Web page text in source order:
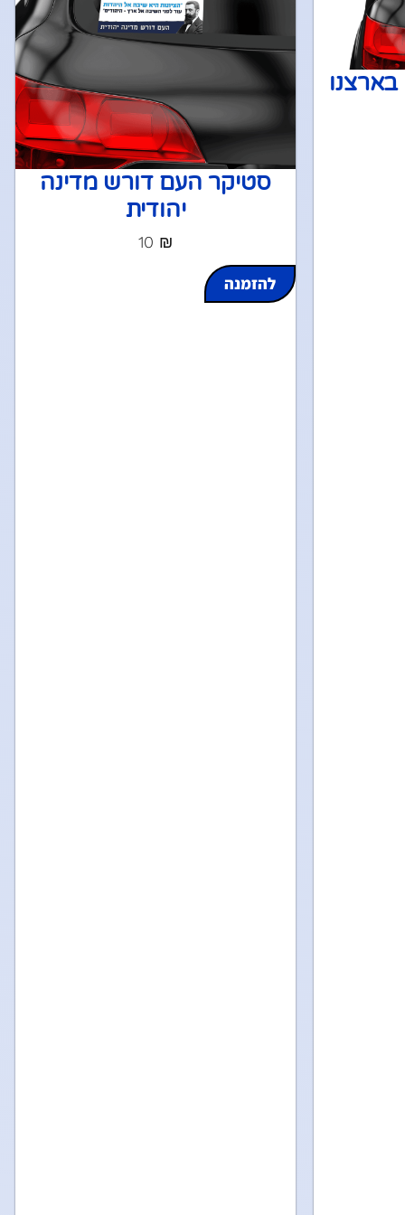
בארצנו
סטיקר העם דורש מדינה
יהודית
10 ₪
להזמנה